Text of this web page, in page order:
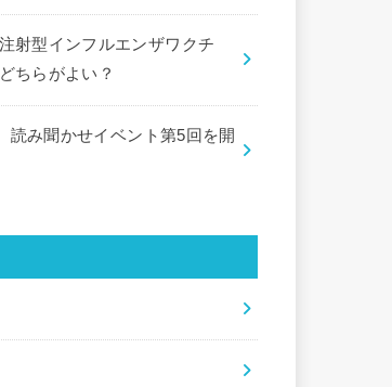
射型インフルエンザワクチ
ちらがよい？
読み聞かせイベント第5回を開